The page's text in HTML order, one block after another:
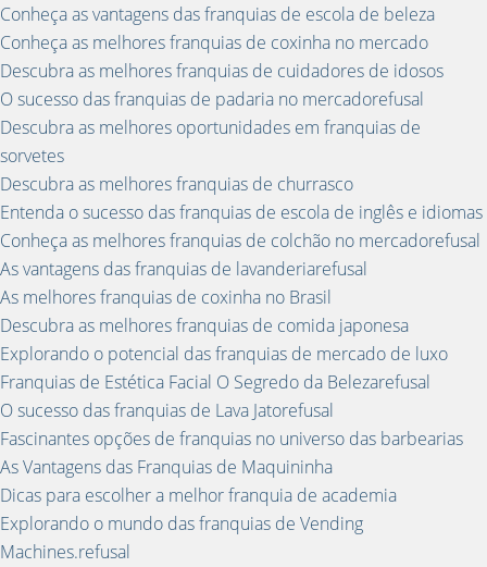
Conheça as vantagens das franquias de escola de beleza
Conheça as melhores franquias de coxinha no mercado
Descubra as melhores franquias de cuidadores de idosos
O sucesso das franquias de padaria no mercadorefusal
Descubra as melhores oportunidades em franquias de
sorvetes
Descubra as melhores franquias de churrasco
Entenda o sucesso das franquias de escola de inglês e idiomas
Conheça as melhores franquias de colchão no mercadorefusal
As vantagens das franquias de lavanderiarefusal
As melhores franquias de coxinha no Brasil
Descubra as melhores franquias de comida japonesa
Explorando o potencial das franquias de mercado de luxo
Franquias de Estética Facial O Segredo da Belezarefusal
O sucesso das franquias de Lava Jatorefusal
Fascinantes opções de franquias no universo das barbearias
As Vantagens das Franquias de Maquininha
Dicas para escolher a melhor franquia de academia
Explorando o mundo das franquias de Vending
Machines.refusal